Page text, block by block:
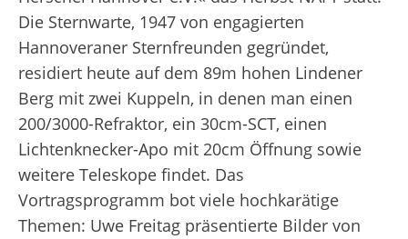
Die Sternwarte, 1947 von engagierten
Hannoveraner Sternfreunden gegründet,
residiert heute auf dem 89m hohen Lindener
Berg mit zwei Kuppeln, in denen man einen
200/3000-Refraktor, ein 30cm-SCT, einen
Lichtenknecker-Apo mit 20cm Öffnung sowie
weitere Teleskope findet. Das
Vortragsprogramm bot viele hochkarätige
Themen: Uwe Freitag präsentierte Bilder von